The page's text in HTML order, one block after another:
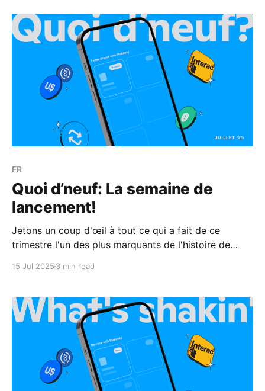
FR
Quoi d’neuf: La semaine de
lancement!
Jetons un coup d'œil à tout ce qui a fait de ce
trimestre l'un des plus marquants de l'histoire de
15 Jul 2025 3 min read